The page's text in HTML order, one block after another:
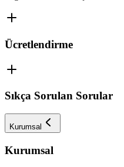
Ücretlendirme
Sıkça Sorulan Sorular
Kurumsal
Kurumsal